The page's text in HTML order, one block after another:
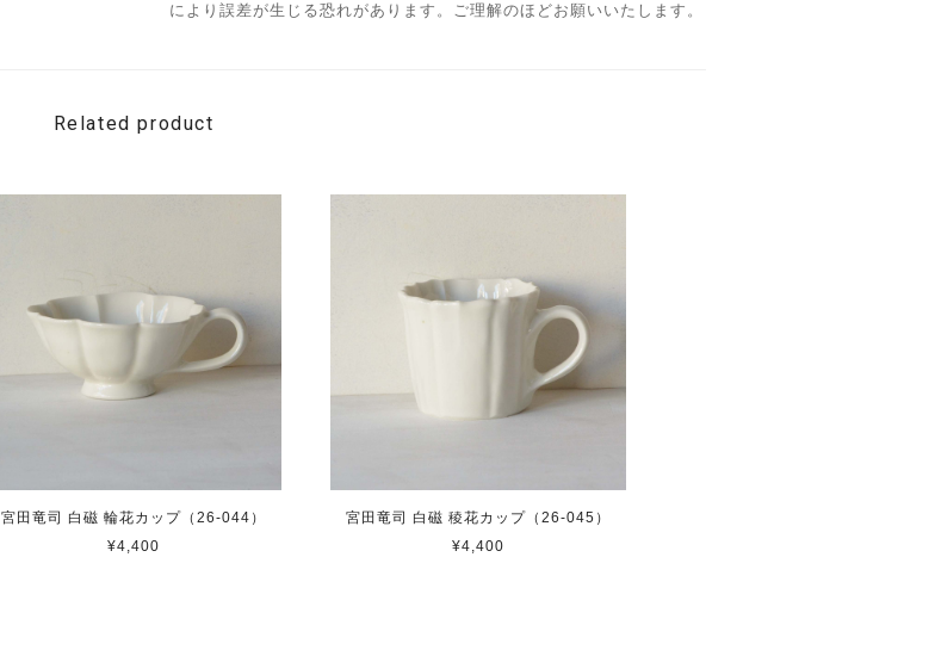
により誤差が生じる恐れがあります。ご理解のほどお願いいたします。
Related product
宮田竜司 白磁 輪花カップ（26-044）
¥4,400
宮田竜司 白磁 稜花カップ（26-045）
¥4,400